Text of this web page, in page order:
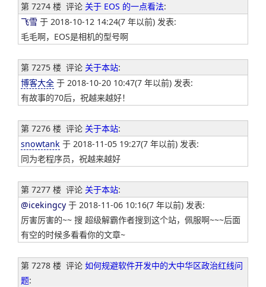
第 7274 楼 评论 关于 EOS 的一点看法:
飞雪 于 2018-10-12 14:24(7 年以前) 发表:
毛毛啊，EOS是相机的型号啊
第 7275 楼 评论 关于本站:
博客大全 于 2018-10-20 10:47(7 年以前) 发表:
有故事的70后，祝越来越好！
第 7276 楼 评论 关于本站:
snowtank 于 2018-11-05 19:27(7 年以前) 发表:
同为老程序员，祝越来越好
第 7277 楼 评论 关于本站:
@icekingcy 于 2018-11-06 10:16(7 年以前) 发表:
厉害厉害的~~ 搜 超级解霸作者搜到这个站，佩服啊~~~后面
有空的时候多看看你的文章~
第 7278 楼 评论 如何规避软件开发中的大中华区政治红线问
题: